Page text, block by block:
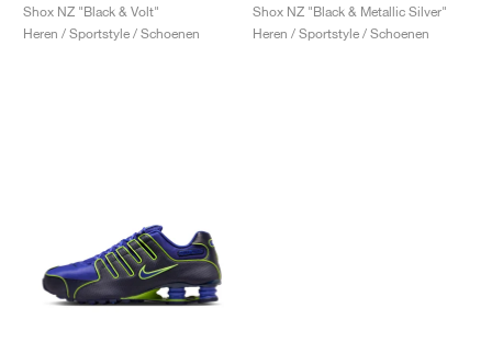
Shox NZ "Black & Volt"
Heren / Sportstyle / Schoenen
Shox NZ "Black & Metallic Silver"
Heren / Sportstyle / Schoenen